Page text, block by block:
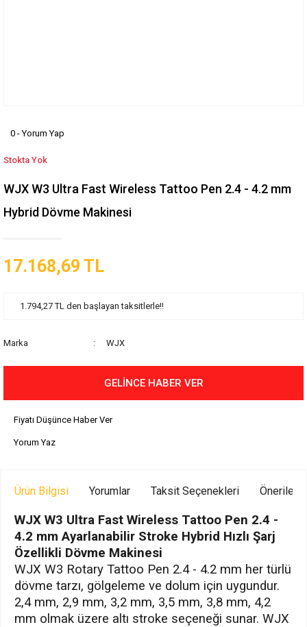
0 - Yorum Yap
Stokta Yok
WJX W3 Ultra Fast Wireless Tattoo Pen 2.4 - 4.2 mm
Hybrid Dövme Makinesi
17.168,69 TL
1.794,27 TL den başlayan taksitlerle!!
Marka WJX
GELİNCE HABER VER
Fiyatı Düşünce Haber Ver
Yorum Yaz
Ürün Bilgisi Yorumlar Taksit Seçenekleri
WJX W3 Ultra Fast Wireless Tattoo Pen 2.4 -
4.2 mm Ayarlanabilir Stroke Hybrid Hızlı Şarj
Özellikli Dövme Makinesi
WJX W3 Rotary Tattoo Pen 2.4 - 4.2 mm her türlü
dövme tarzı, gölgeleme ve dolum için uygundur.
2,4 mm, 2,9 mm, 3,2 mm, 3,5 mm, 3,8 mm, 4,2
mm olmak üzere altı stroke seçeneği sunar. WJX